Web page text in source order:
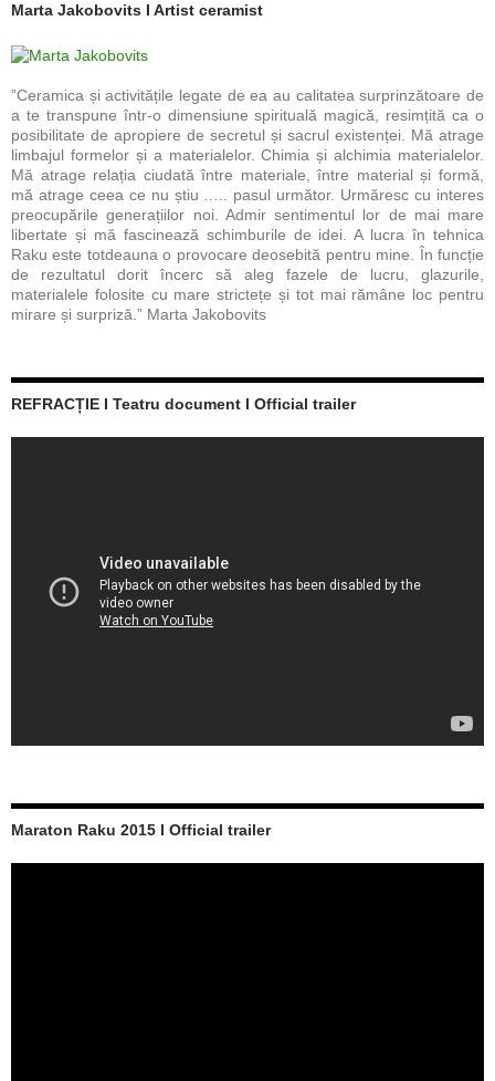
Marta Jakobovits I Artist ceramist
”Ceramica și activitățile legate de ea au calitatea surprinzătoare de
a te transpune într-o dimensiune spirituală magică, resimțită ca o
posibilitate de apropiere de secretul și sacrul existenței. Mă atrage
limbajul formelor și a materialelor. Chimia și alchimia materialelor.
Mă atrage relația ciudată între materiale, între material și formă,
mă atrage ceea ce nu știu ….. pasul următor. Urmăresc cu interes
preocupările generațiilor noi. Admir sentimentul lor de mai mare
libertate și mă fascinează schimburile de idei. A lucra în tehnica
Raku este totdeauna o provocare deosebită pentru mine. În funcție
de rezultatul dorit încerc să aleg fazele de lucru, glazurile,
materialele folosite cu mare strictețe și tot mai rămâne loc pentru
mirare și surpriză.” Marta Jakobovits
REFRACȚIE I Teatru document I Official trailer
Maraton Raku 2015 I Official trailer